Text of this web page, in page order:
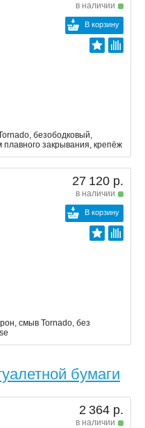
в наличии
В корзину
безободковый,
закрывания, крепёж
27 120 р.
в наличии
В корзину
смыв Tornado, без
бумаги
2 364 р.
в наличии